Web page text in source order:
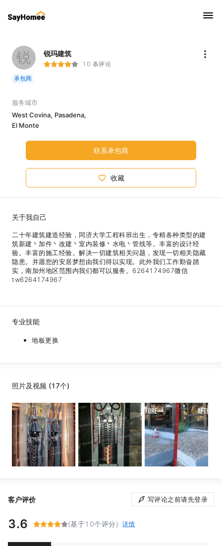
锐 锐玛建筑
10 条评论
承包商
服务城市
West Covina, Pasadena,
El Monte
联系承包商
收藏
关于我自己
二十年建筑建造经验，同济大学工程科班出生，专精各种类型的建
筑新建丶加件丶改建丶室内装修丶水电丶管线等。丰富的设计经
验。丰富的施工经验。解决一切建筑相关问题，发现一切相关隐藏
隐患。并愿您的安居梦想由我们得以实现。此外我们工作勤奋踏
实，南加州地区范围内我们都可以服务。6264174967微信
tw6264174967
专业技能
地板更换
照片及视频 (17个)
客户评价 写评论之前请先登录
3.6 (基于10个评分) 详情